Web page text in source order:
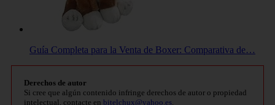
Guía Completa para la Venta de Boxer: Comparativa de…
Derechos de autor
Si cree que algún contenido infringe derechos de autor o propiedad
intelectual, contacte en bitelchux@yahoo.es.